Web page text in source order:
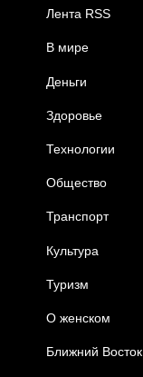
Лента RSS
В мире
Деньги
Здоровье
Технологии
Общество
Транспорт
Культура
Туризм
О женском
Ближний Восток